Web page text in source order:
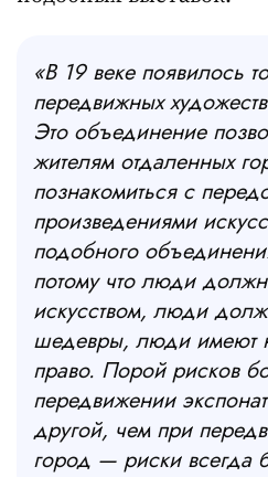
«В 19 веке появилось
передвижных
Это объединение
жителям отдаленных
познакомиться с
произведениями
подобного
потому что люди
искусством, люди
шедевры, люди имеют
право. Порой рисков
передвижении
другой, чем при
город — риски всегда